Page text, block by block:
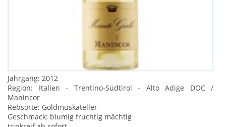
Jahrgang: 2012
Region: Italien - Trentino-Südtirol - Alto Adige DOC /
Manincor
Rebsorte: Goldmuskateller
Geschmack: blumig fruchtig mächtig